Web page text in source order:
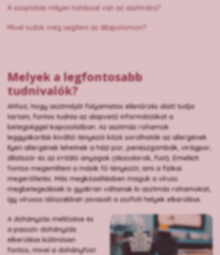
A szoptatás milyen hatással van az asztmára?
Mivel tudok még segíteni az állapotomon?
Melyek a legfontosabb
tudnivalók?
Ahhoz, hogy asztmáját folyamatos ellenőrzés alatt tudja
tartani, fontos tudnia az alapvető információkat a
betegséggel kapcsolatban. Az asztmás rohamok
leggyakoribb kiváltó tényezői közé sorolhatók az allergének.
Ilyen allergének lehetnek a házi por, penészgombák, virágpor,
állatszőr és az irritáló anyagok (dezodorok, füst). Emellett
fontos megemlíteni a másik fő tényezőt, ami a fizikai
megerőltetés. Más megközelítésben maguk a víruss
megbetegedések is gyakran váltanak ki asztmás rohamokat,
így vírusos időszakban javasolt a zsúfolt helyek elkerülése.
​​​​​A dohányzás mellőzése és
a passzív dohányzás
elkerülése különösen
fontos, mivel a dohányfüst